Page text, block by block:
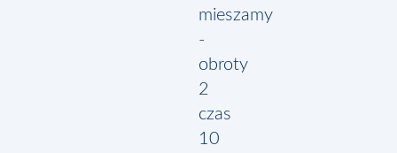
mieszamy
-
obroty
2
czas
10